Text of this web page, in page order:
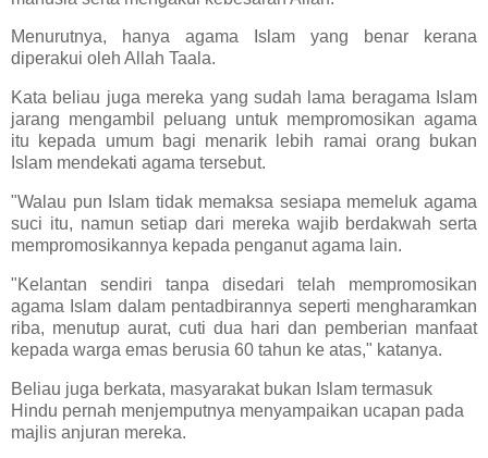
Menurutnya, hanya agama Islam yang benar kerana
diperakui oleh Allah Taala.
Kata beliau juga mereka yang sudah lama beragama Islam
jarang mengambil peluang untuk mempromosikan agama
itu kepada umum bagi menarik lebih ramai orang bukan
Islam mendekati agama tersebut.
"Walau pun Islam tidak memaksa sesiapa memeluk agama
suci itu, namun setiap dari mereka wajib berdakwah serta
mempromosikannya kepada penganut agama lain.
"Kelantan sendiri tanpa disedari telah mempromosikan
agama Islam dalam pentadbirannya seperti mengharamkan
riba, menutup aurat, cuti dua hari dan pemberian manfaat
kepada warga emas berusia 60 tahun ke atas," katanya.
Beliau juga berkata, masyarakat bukan Islam termasuk
Hindu pernah menjemputnya menyampaikan ucapan pada
majlis anjuran mereka.